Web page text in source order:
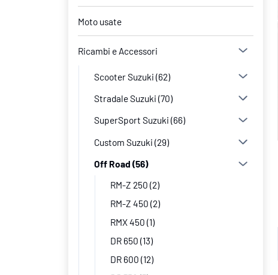
Moto usate
Ricambi e Accessori
Scooter Suzuki (62)
Stradale Suzuki (70)
SuperSport Suzuki (66)
Custom Suzuki (29)
Off Road (56)
RM-Z 250 (2)
RM-Z 450 (2)
RMX 450 (1)
DR 650 (13)
DR 600 (12)